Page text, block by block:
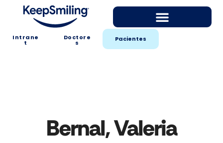
Intrane
t
Doctore
s Pacientes
Bernal, Valeria